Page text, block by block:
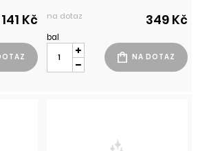
141 Kč na dotaz 349 Kč
bal